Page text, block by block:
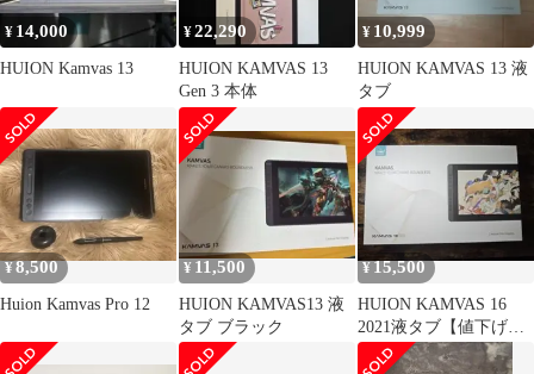
¥ 14,000
HUION Kamvas 13
¥22,290
HUION KAMVAS 13
Gen 3 本体
¥ 10,999
HUION KAMVAS 13 液
タブ
¥8,500
Huion Kamvas Pro 12
¥ 11,500
HUION KAMVAS13 液
タブ ブラック
¥15,500
HUION KAMVAS 16
2021液タブ【値下げ交
渉可能!!】